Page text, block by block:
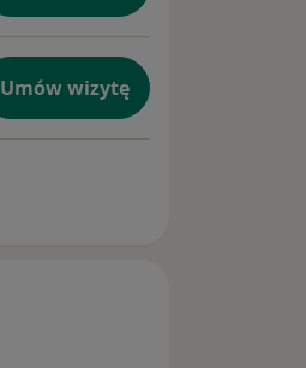
Umów wizytę